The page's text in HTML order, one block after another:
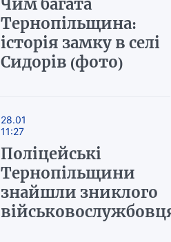
Чим багата
Тернопільщина:
історія замку в селі
Сидорів (фото)
28.01
11:27
Поліцейські
Тернопільщини
знайшли зниклого